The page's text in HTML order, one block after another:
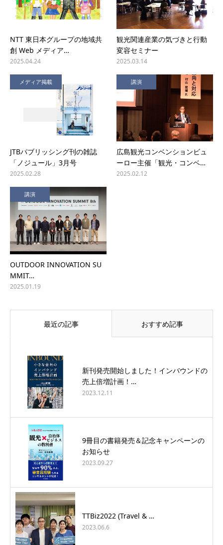
NTT 東日本グループの地域共
創 Web メディア…
2025.04.24
観光関連産業の気づきと行動
変容セミナー
2025.03.14
メディア掲載
JTBパブリッシング刊の雑誌
「ノジュール」3月号
2025.02.28
講演
広島観光コンベンションビュ
ーロー主催「観光・コンベ…
2025.02.12
講演
OUTDOOR INNOVATION SU
MMIT…
2025.01.19
最近の記事 おすすめ記事
新刊発売開始しました！インバウンドの
売上倍増計画！…
2023.12.11
9冊目の書籍発売＆記念キャンペーンの
お知らせ
2023.09.27
TTBiz2022 (Travel & …
2023.06.6